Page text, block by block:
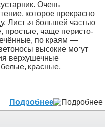
Очень
которое прекрасно
Листья большей частью
простые, чаще перисто-
по краям —
высокие могут
верхушечные
красные,
Подробнее